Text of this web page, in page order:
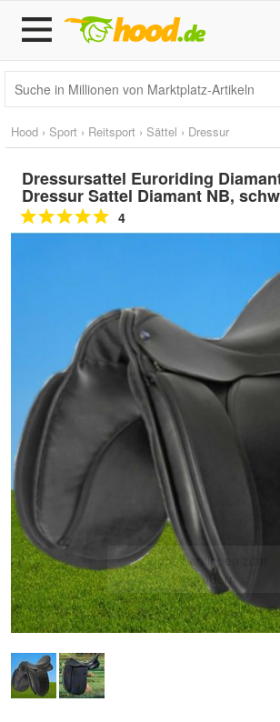
Hood › Sport › Reitsport › Sättel › Dressur
Dressursattel Euroriding
Dressur Sattel Diamant NB,
4
Doppelt antippen zum
vergrößern